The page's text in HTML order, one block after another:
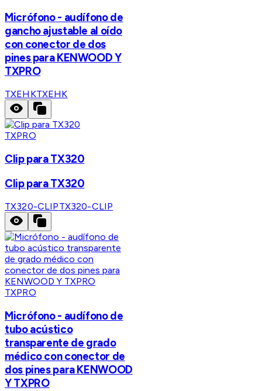
Micrófono - audífono de
gancho ajustable al oído
con conector de dos
pines para KENWOOD Y
TXPRO
TXEHKTXEHK
TXPRO
Clip para TX320
Clip para TX320
TX320-CLIPTX320-CLIP
TXPRO
Micrófono - audífono de
tubo acústico
transparente de grado
médico con conector de
dos pines para KENWOOD
Y TXPRO